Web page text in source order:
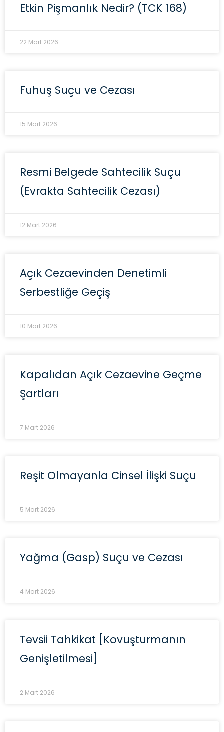
Etkin Pişmanlık Nedir? (TCK 168)
22 Mart 2026
Fuhuş Suçu ve Cezası
15 Mart 2026
Resmi Belgede Sahtecilik Suçu
(Evrakta Sahtecilik Cezası)
12 Mart 2026
Açık Cezaevinden Denetimli
Serbestliğe Geçiş
10 Mart 2026
Kapalıdan Açık Cezaevine Geçme
Şartları
7 Mart 2026
Reşit Olmayanla Cinsel İlişki Suçu
5 Mart 2026
Yağma (Gasp) Suçu ve Cezası
4 Mart 2026
Tevsii Tahkikat [Kovuşturmanın
Genişletilmesi]
2 Mart 2026